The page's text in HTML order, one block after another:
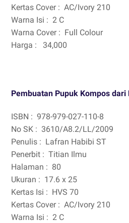
Kertas Cover : AC/Ivory 210
Warna Isi : 2 C
Warna Cover : Full Colour
Harga :
34,000
Pembuatan Pupuk Kompos dari
ISBN : 978-979-027-110-8
No SK : 3610/A8.2/LL/2009
Penulis : Lafran Habibi ST
Penerbit : Titian Ilmu
Halaman : 80
Ukuran : 17.6 x 25
Kertas Isi : HVS 70
Kertas Cover : AC/Ivory 210
Warna Isi : 2 C